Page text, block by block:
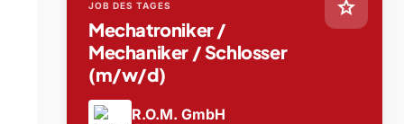
star
JOB DES TAGES
Mechatroniker /
Mechaniker / Schlosser
(m/w/d)
R.O.M. GmbH